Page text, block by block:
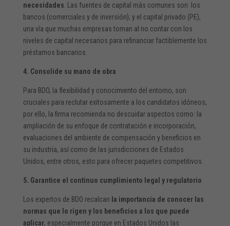
necesidades . Las fuentes de capital más comunes son: los
bancos (comerciales y de inversión); y el capital privado (PE),
una vía que muchas empresas toman al no contar con los
niveles de capital necesarios para refinanciar factiblemente los
préstamos bancarios.
4. Consolide su mano de obra
Para BDO, la flexibilidad y conocimiento del entorno, son
cruciales para reclutar exitosamente a los candidatos idóneos,
por ello, la firma recomienda no descuidar aspectos como: la
ampliación de su enfoque de contratación e incorporación,
evaluaciones del ambiente de compensación y beneficios en
su industria, así como de las jurisdicciones de Estados
Unidos, entre otros, esto para ofrecer paquetes competitivos.
5. Garantice el continuo cumplimiento legal y regulatorio
Los expertos de BDO recalcan la importancia de conocer las
normas que lo rigen y los beneficios a los que puede
aplicar, especialmente porque en Estados Unidos las